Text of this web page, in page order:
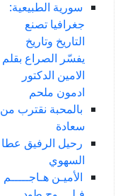
سورية الطبيعية:
جغرافيا تصنع
التاريخ وتاريخ
يفسّر الصراع بقلم
الامين الدكتور
ادمون ملحم
بالمحبة نقترب من
سعادة
رحيل الرفيق عطا
السهوي
الأميـن هـاجـــــم